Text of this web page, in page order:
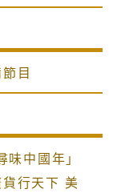
目
中國年」
行天下 美